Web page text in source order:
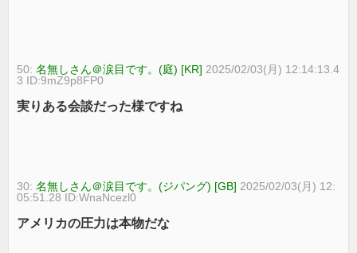
50:名無しさん＠涙目です。(庭) [KR] 2025/02/03(月) 12:14:13.4
3 ID:9mZ9p8FP0
実りある会談だった様ですね
30:名無しさん＠涙目です。(ジパング) [GB] 2025/02/03(月) 12:
05:51.28 ID:WnaNcezl0
アメリカの圧力は本物だな